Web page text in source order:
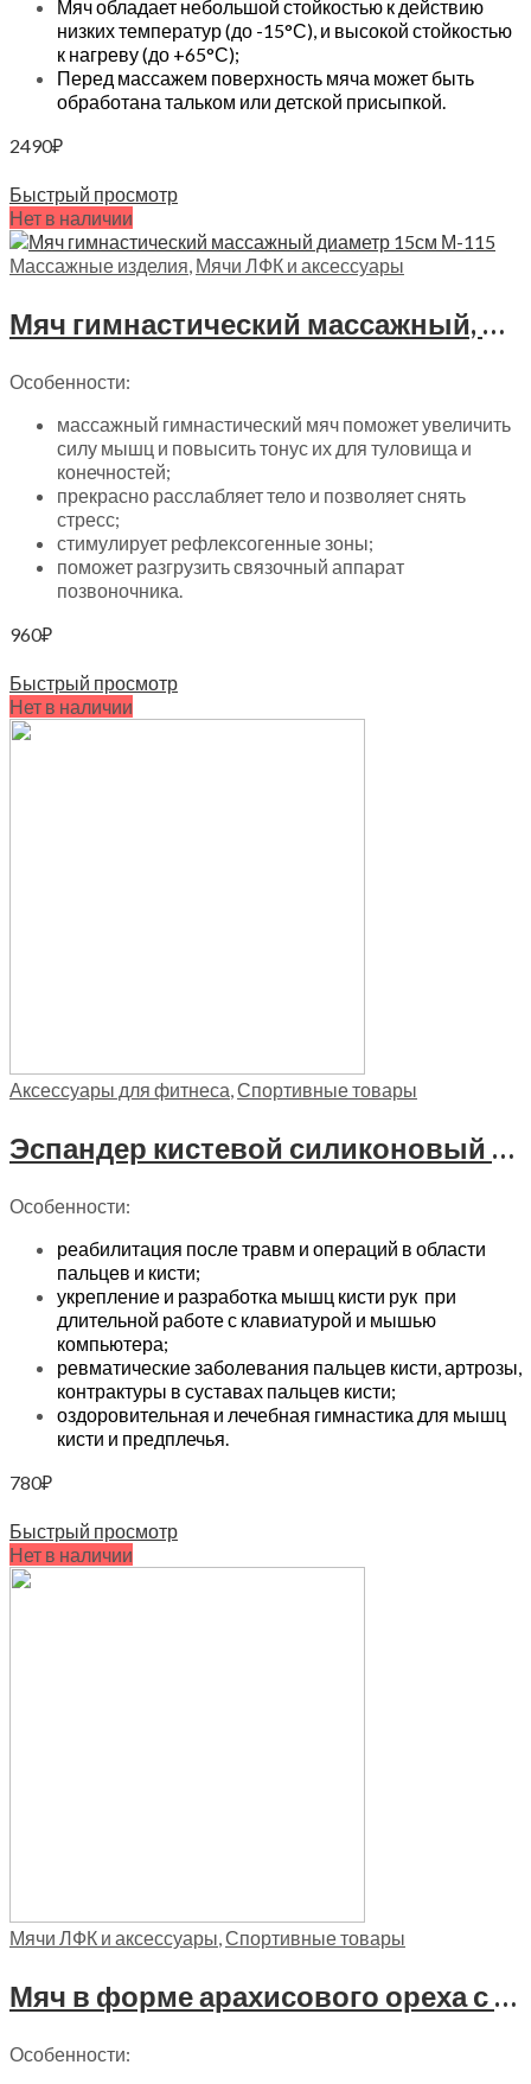
Мяч обладает небольшой стойкостью к действию
низких температур (до -15°С), и высокой стойкостью
к нагреву (до +65°С);
Перед массажем поверхность мяча может быть
обработана тальком или детской присыпкой.
2490₽
Быстрый просмотр
Нет в наличии
Массажные изделия, Мячи ЛФК и аксессуары
Мяч гимнастический массажный, М-115 диаметр 15см
Особенности:
массажный гимнастический мяч поможет увеличить
силу мышц и повысить тонус их для туловища и
конечностей;
прекрасно расслабляет тело и позволяет снять
стресс;
стимулирует рефлексогенные зоны;
поможет разгрузить связочный аппарат
позвоночника.
960₽
Быстрый просмотр
Нет в наличии
Аксессуары для фитнеса,Спортивные товары
Эспандер кистевой силиконовый Trives, М 204
Особенности:
реабилитация после травм и операций в области
пальцев и кисти;
укрепление и разработка мышц кисти рук при
длительной работе с клавиатурой и мышью
компьютера;
ревматические заболевания пальцев кисти, артрозы,
контрактуры в суставах пальцев кисти;
оздоровительная и лечебная гимнастика для мышц
кисти и предплечья.
780₽
Быстрый просмотр
Нет в наличии
Мячи ЛФК и аксессуары,Спортивные товары
Мяч в форме арахисового ореха с системой «антиразрыв» Trives, М 240 желтый
Особенности: